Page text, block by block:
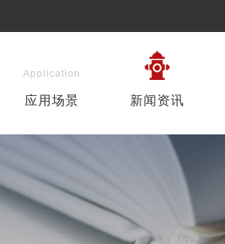
Application
应用场景 新闻资讯